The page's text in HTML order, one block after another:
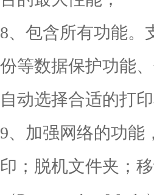
8、包含所有功能。
份等数据保护功能
自动选择合适的打印
9、加强网络的功能
印；脱机文件夹；